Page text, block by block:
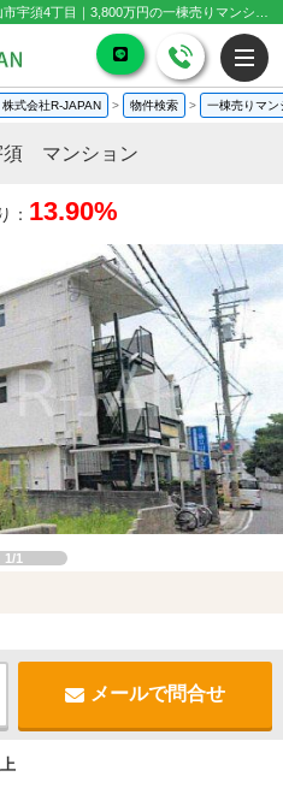
式会社R-JAPAN > 物件検索 > 一棟売りマン
須 マンション
： 13.90%
1/1
メールで問合せ